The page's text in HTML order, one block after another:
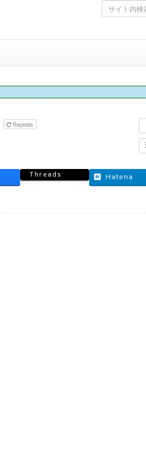
Skip
to
Search
for
Repeats
Threads Hatena